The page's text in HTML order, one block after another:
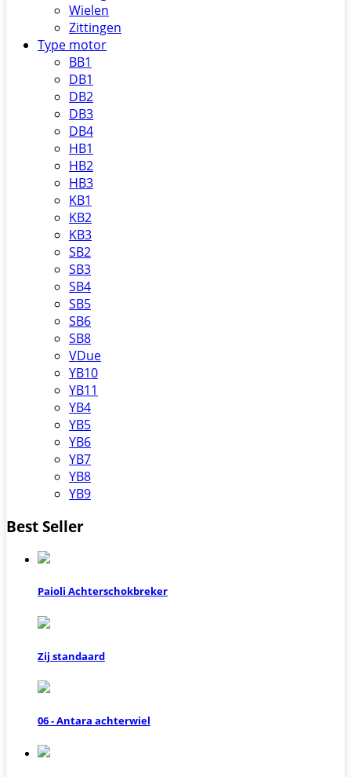
Wielen
Zittingen
Type motor
BB1
DB1
DB2
DB3
DB4
HB1
HB2
HB3
KB1
KB2
KB3
SB2
SB3
SB4
SB5
SB6
SB8
VDue
YB10
YB11
YB4
YB5
YB6
YB7
YB8
YB9
Best Seller
Paioli Achterschokbreker
Zij standaard
06 - Antara achterwiel